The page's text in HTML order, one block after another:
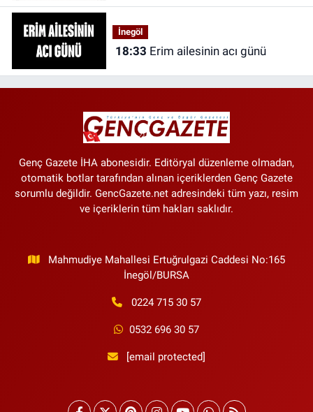
Mücadele izleri
İnegöl
18:33 Erim ailesinin acı günü
Genç Gazete İHA abonesidir. Editöryal düzenleme olmadan,
otomatik botlar tarafından alınan içeriklerden Genç Gazete
sorumlu değildir. GencGazete.net adresindeki tüm yazı, resim
ve içeriklerin tüm hakları saklıdır.
Mahmudiye Mahallesi Ertuğrulgazi Caddesi No:165
İnegöl/BURSA
0224 715 30 57
0532 696 30 57
[email protected]